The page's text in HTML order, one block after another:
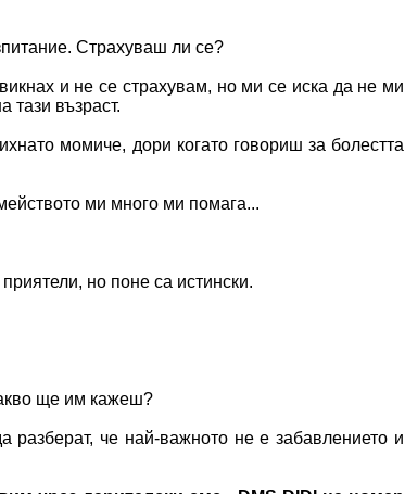
Страхуваш ли се?
и не се страхувам, но ми се иска да не ми
тази възраст.
момиче, дори когато говориш за болестта
ми много ми помага...
но поне са истински.
ще им кажеш?
разберат, че най-важното не е забавлението и